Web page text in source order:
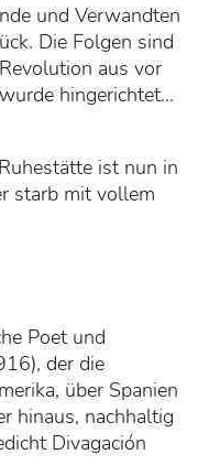
und Verwandten
Die Folgen sind
aus vor
hingerichtet…
ist nun in
starb mit vollem
Poet und
der die
über Spanien
hinaus, nachhaltig
Divagación